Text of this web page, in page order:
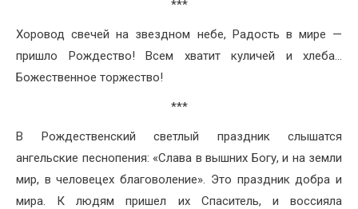
***
Хоровод свечей на звездном небе, Радость в мире —
пришло Рождество! Всем хватит куличей и хлеба…
Божественное торжество!
***
В Рождественский светлый праздник слышатся
ангельские песнопения: «Слава в вышних Богу, и на земли
мир, в человецех благоволение». Это праздник добра и
мира. К людям пришел их Спаситель, и воссияла